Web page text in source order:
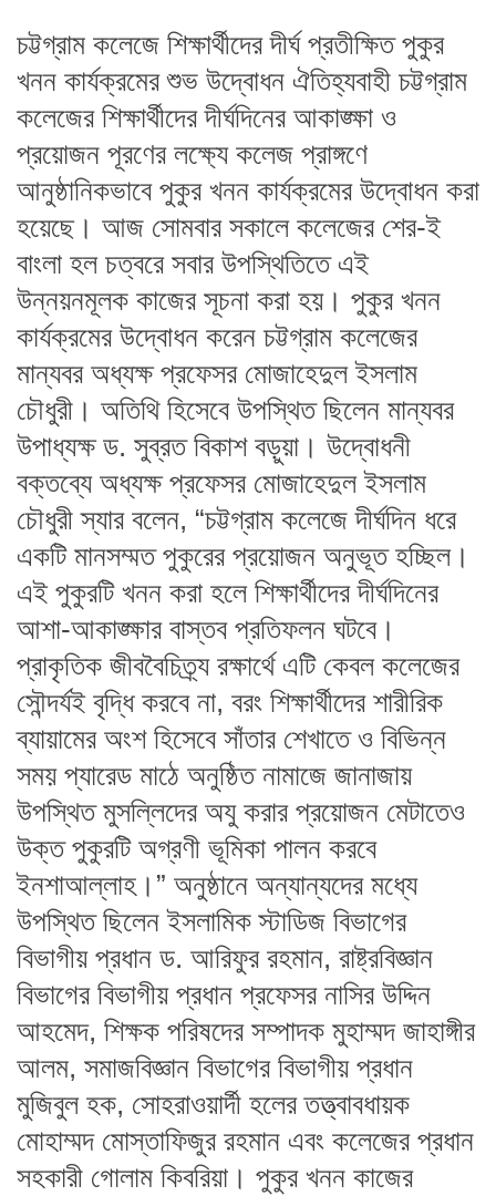
চট্টগ্রাম কলেজে শিক্ষার্থীদের দীর্ঘ প্রতীক্ষিত পুকুর
খনন কার্যক্রমের শুভ উদ্বোধন ঐতিহ্যবাহী চট্টগ্রাম
কলেজের শিক্ষার্থীদের দীর্ঘদিনের আকাঙ্ক্ষা ও
প্রয়োজন পূরণের লক্ষ্যে কলেজ প্রাঙ্গণে
আনুষ্ঠানিকভাবে পুকুর খনন কার্যক্রমের উদ্বোধন করা
হয়েছে। আজ সোমবার সকালে কলেজের শের-ই
বাংলা হল চত্বরে সবার উপস্থিতিতে এই
উন্নয়নমূলক কাজের সূচনা করা হয়। পুকুর খনন
কার্যক্রমের উদ্বোধন করেন চট্টগ্রাম কলেজের
মান্যবর অধ্যক্ষ প্রফেসর মোজাহেদুল ইসলাম
চৌধুরী। অতিথি হিসেবে উপস্থিত ছিলেন মান্যবর
উপাধ্যক্ষ ড. সুব্রত বিকাশ বড়ুয়া। উদ্বোধনী
বক্তব্যে অধ্যক্ষ প্রফেসর মোজাহেদুল ইসলাম
চৌধুরী স্যার বলেন, “চট্টগ্রাম কলেজে দীর্ঘদিন ধরে
একটি মানসম্মত পুকুরের প্রয়োজন অনুভূত হচ্ছিল।
এই পুকুরটি খনন করা হলে শিক্ষার্থীদের দীর্ঘদিনের
আশা-আকাঙ্ক্ষার বাস্তব প্রতিফলন ঘটবে।
প্রাকৃতিক জীববৈচিত্র্য রক্ষার্থে এটি কেবল কলেজের
সৌন্দর্যই বৃদ্ধি করবে না, বরং শিক্ষার্থীদের শারীরিক
ব্যায়ামের অংশ হিসেবে সাঁতার শেখাতে ও বিভিন্ন
সময় প্যারেড মাঠে অনুষ্ঠিত নামাজে জানাজায়
উপস্থিত মুসল্লিদের অযু করার প্রয়োজন মেটাতেও
উক্ত পুকুরটি অগ্রণী ভূমিকা পালন করবে
ইনশাআল্লাহ।” অনুষ্ঠানে অন্যান্যদের মধ্যে
উপস্থিত ছিলেন ইসলামিক স্টাডিজ বিভাগের
বিভাগীয় প্রধান ড. আরিফুর রহমান, রাষ্ট্রবিজ্ঞান
বিভাগের বিভাগীয় প্রধান প্রফেসর নাসির উদ্দিন
আহমেদ, শিক্ষক পরিষদের সম্পাদক মুহাম্মদ জাহাঙ্গীর
আলম, সমাজবিজ্ঞান বিভাগের বিভাগীয় প্রধান
মুজিবুল হক, সোহরাওয়ার্দী হলের তত্ত্বাবধায়ক
মোহাম্মদ মোস্তাফিজুর রহমান এবং কলেজের প্রধান
সহকারী গোলাম কিবরিয়া। পুকুর খনন কাজের